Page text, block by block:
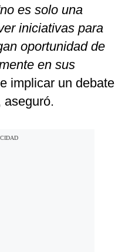
es solo una
iniciativas para
oportunidad de
en sus
implicar un debate
aseguró.